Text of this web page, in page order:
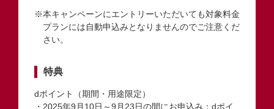
※本キャンペーンにエントリーいただいても対象料金
プランには自動申込みとなりませんのでご注意くだ
さい。
特典
dポイント（期間・用途限定）
・2025年9月10日～9月23日の間にお申込み：dポイ